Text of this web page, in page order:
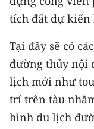
MEDIA CENTER
Video
tích đất dự kiến
Tại đây sẽ có
đường thủy nội
lịch mới như
trí trên tàu
hình du lịch